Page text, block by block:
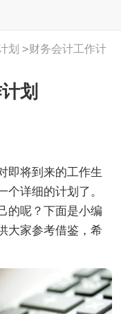
划 >财务会计工作计
划
将到来的工作生
详细的计划了。
的呢？下面是小编
大家参考借鉴，希